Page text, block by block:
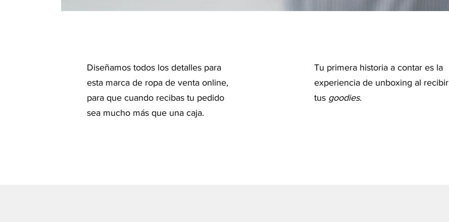
Diseñamos todos los detalles para
esta marca de ropa de venta online,
para que cuando recibas tu pedido
sea mucho más que una caja.
Tu primera historia a contar es la
experiencia de unboxing al recibir
tus goodies.